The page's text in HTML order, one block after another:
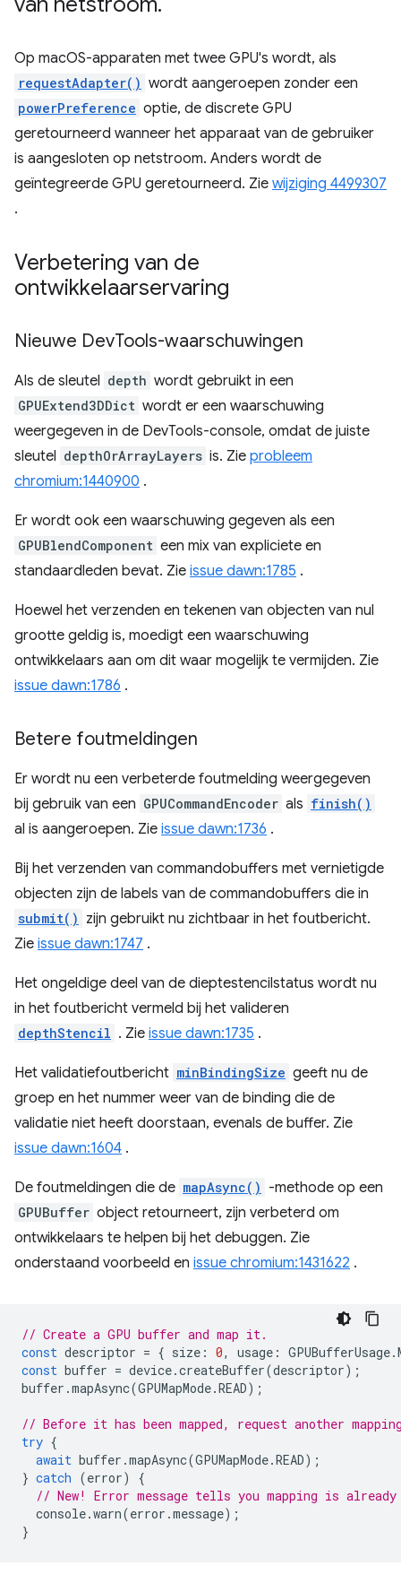
Op macOS-apparaten met twee GPU's wordt, als
requestAdapter() wordt aangeroepen zonder een
powerPreference optie, de discrete GPU
geretourneerd wanneer het apparaat van de gebruiker
is aangesloten op netstroom. Anders wordt de
geïntegreerde GPU geretourneerd. Zie wijziging 4499307
.
Verbetering van de
ontwikkelaarservaring
Nieuwe DevTools-waarschuwingen
Als de sleutel depth wordt gebruikt in een
GPUExtend3DDict wordt er een waarschuwing
weergegeven in de DevTools-console, omdat de juiste
sleutel depthOrArrayLayers is. Zie probleem
chromium:1440900 .
Er wordt ook een waarschuwing gegeven als een
GPUBlendComponent een mix van expliciete en
standaardleden bevat. Zie issue dawn:1785 .
Hoewel het verzenden en tekenen van objecten van nul
grootte geldig is, moedigt een waarschuwing
ontwikkelaars aan om dit waar mogelijk te vermijden. Zie
issue dawn:1786 .
Betere foutmeldingen
Er wordt nu een verbeterde foutmelding weergegeven
bij gebruik van een GPUCommandEncoder als finish()
al is aangeroepen. Zie issue dawn:1736 .
Bij het verzenden van commandobuffers met vernietigde
objecten zijn de labels van de commandobuffers die in
submit() zijn gebruikt nu zichtbaar in het foutbericht.
Zie issue dawn:1747 .
Het ongeldige deel van de dieptestencilstatus wordt nu
in het foutbericht vermeld bij het valideren
depthStencil . Zie issue dawn:1735 .
Het validatiefoutbericht minBindingSize geeft nu de
groep en het nummer weer van de binding die de
validatie niet heeft doorstaan, evenals de buffer. Zie
issue dawn:1604 .
De foutmeldingen die de mapAsync() -methode op een
GPUBuffer object retourneert, zijn verbeterd om
ontwikkelaars te helpen bij het debuggen. Zie
onderstaand voorbeeld en issue chromium:1431622 .
// Create a GPU buffer and map it.
const descriptor = { size : 0, usage : GPUBufferUsage.
const buffer = device.createBuffer(descriptor);
buffer .mapAsync(GPUMapMode.READ);
// Before it has been mapped, request another
try {
await buffer .mapAsync(GPUMapMode.READ);
} catch (error)
{
// New! Error message tells you mapping is already
console.warn(error .message);
}